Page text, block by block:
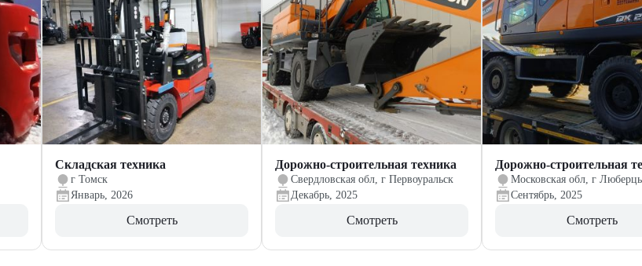
Складская техника
г Томск
Январь, 2026
Смотреть
Дорожно-строительная техника
Свердловская обл, г Первоуральск
Декабрь, 2025
Смотреть
Дорожно-строительная
Московская обл, г
Сентябрь, 2025
Смотреть